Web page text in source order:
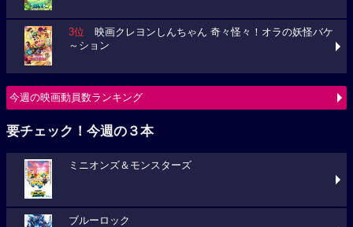
3位 映画クレヨンしんちゃん 奇々怪々！オラの妖怪バケ
～ション
今週の映画動員数ランキング
要チェック！今週の３本
ミニオンズ＆モンスターズ
ブルーロック